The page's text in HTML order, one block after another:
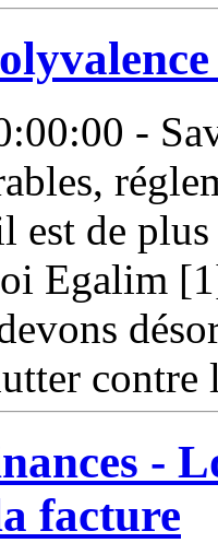
-
est de
Egalim
contre
-
facture